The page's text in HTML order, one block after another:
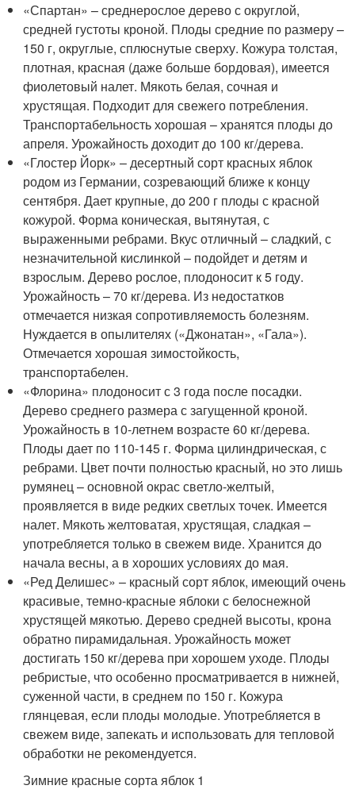
«Спартан» – среднерослое дерево с округлой,
средней густоты кроной. Плоды средние по размеру –
150 г, округлые, сплюснутые сверху. Кожура толстая,
плотная, красная (даже больше бордовая), имеется
фиолетовый налет. Мякоть белая, сочная и
хрустящая. Подходит для свежего потребления.
Транспортабельность хорошая – хранятся плоды до
апреля. Урожайность доходит до 100 кг/дерева.
«Глостер Йорк» – десертный сорт красных яблок
родом из Германии, созревающий ближе к концу
сентября. Дает крупные, до 200 г плоды с красной
кожурой. Форма коническая, вытянутая, с
выраженными ребрами. Вкус отличный – сладкий, с
незначительной кислинкой – подойдет и детям и
взрослым. Дерево рослое, плодоносит к 5 году.
Урожайность – 70 кг/дерева. Из недостатков
отмечается низкая сопротивляемость болезням.
Нуждается в опылителях («Джонатан», «Гала»).
Отмечается хорошая зимостойкость,
транспортабелен.
«Флорина» плодоносит с 3 года после посадки.
Дерево среднего размера с загущенной кроной.
Урожайность в 10-летнем возрасте 60 кг/дерева.
Плоды дает по 110-145 г. Форма цилиндрическая, с
ребрами. Цвет почти полностью красный, но это лишь
румянец – основной окрас светло-желтый,
проявляется в виде редких светлых точек. Имеется
налет. Мякоть желтоватая, хрустящая, сладкая –
употребляется только в свежем виде. Хранится до
начала весны, а в хороших условиях до мая.
«Ред Делишес» – красный сорт яблок, имеющий очень
красивые, темно-красные яблоки с белоснежной
хрустящей мякотью. Дерево средней высоты, крона
обратно пирамидальная. Урожайность может
достигать 150 кг/дерева при хорошем уходе. Плоды
ребристые, что особенно просматривается в нижней,
суженной части, в среднем по 150 г. Кожура
глянцевая, если плоды молодые. Употребляется в
свежем виде, запекать и использовать для тепловой
обработки не рекомендуется.
Зимние красные сорта яблок 1